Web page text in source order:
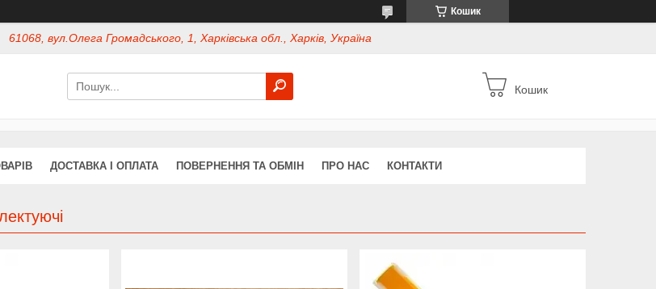
Кошик
61068, вул.Олега Громадського, 1, Харківська обл., Харків, Україна
Кошик
ДОСТАВКА І ОПЛАТА ПОВЕРНЕННЯ ТА ОБМІН ПРО НАС КОНТАКТИ